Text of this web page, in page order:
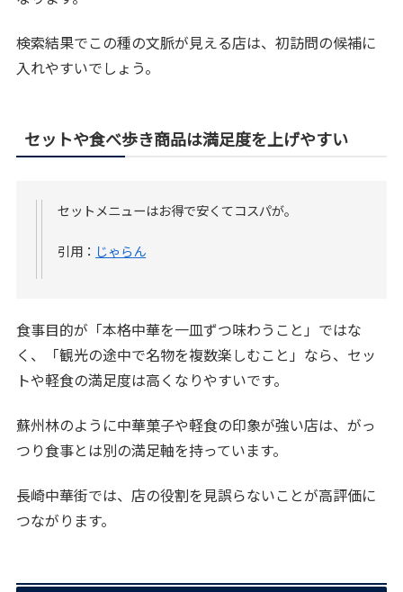
検索結果でこの種の文脈が見える店は、初訪問の候補に
入れやすいでしょう。
セットや食べ歩き商品は満足度を上げやすい
セットメニューはお得で安くてコスパが。
引用： じゃらん
食事目的が「本格中華を一皿ずつ味わうこと」ではな
く、「観光の途中で名物を複数楽しむこと」なら、セッ
トや軽食の満足度は高くなりやすいです。
蘇州林のように中華菓子や軽食の印象が強い店は、がっ
つり食事とは別の満足軸を持っています。
長崎中華街では、店の役割を見誤らないことが高評価に
つながります。